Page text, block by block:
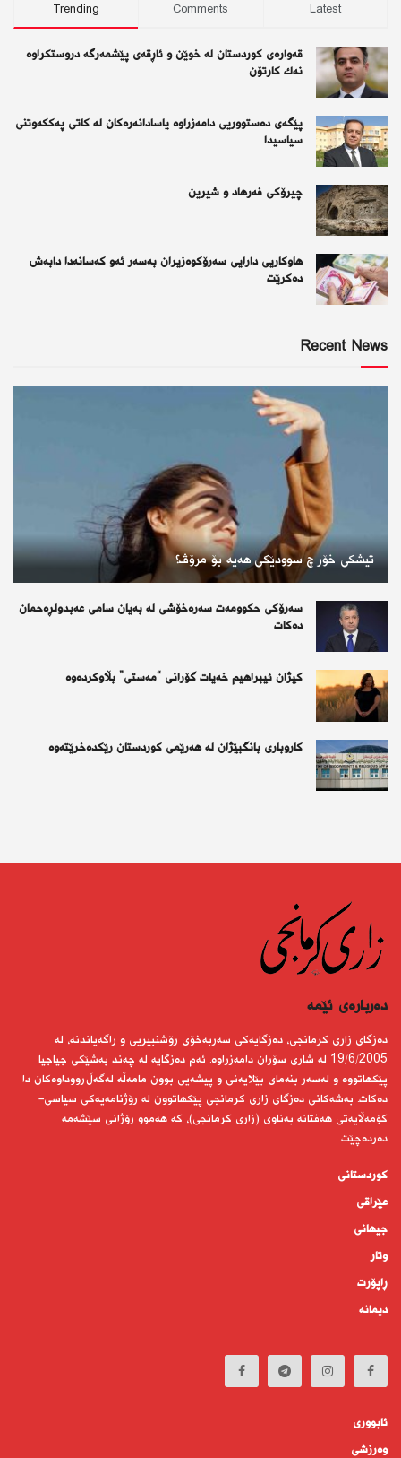
Trending Comments Latest
قەوارەی كوردستان لە خوێن و ئاڕقەی پێشمەرگە دروستكراوە
نەك كارتۆن
پێگەی دەستووریی دامەزراوە یاسادانەرەكان لە كاتی پەككەوتنی
سیاسیدا
چیرۆكی فەرهاد و شیرین
هاوکاریی دارایی سەرۆکوەزیران بەسەر ئەو كەسانەدا دابەش
دەکرێت
Recent News
تیشكی خۆر چ سوودێكی هه‌یه‌ بۆ مرۆڤ؟
سەرۆکی حکوومەت سەرەخۆشی لە بەیان سامی عەبدولڕەحمان
دەکات
کیژان ئیبراهیم خەیات گۆرانی “مەستی” بڵاوکردەوە
کاروباری بانگبێژان لە هەرێمی کوردستان رێکدەخرێتەوە
دەربارەى ئێمە
دەزگای زاری كرمانجی، دەزگایەكی سەربەخۆی رۆشنبیریی و راگەیاندنە، لە
19/6/2005 لە شاری سۆران دامەزراوە. ئەم دەزگایە لە چەند بەشێكی جیاجیا
پێكهاتووە و لەسەر بنەمای بێلایەنی و پیشەیی بوون مامەڵە لەگەڵ رووداوەكان دا
دەكات. بەشەكانی دەزگای زاری كرمانجی پێكهاتوون لە رۆژنامەیەكی سیاسی-
كۆمەڵایەتی هەفتانە بەناوی (زاری كرمانجی)، كە هەموو رۆژانی سێشەمە
دەردەچێت.
کوردستانى
عێراقی
جیهانى
وتار
ڕاپۆرت
دیمانە
ئابوورى
وەرزشی